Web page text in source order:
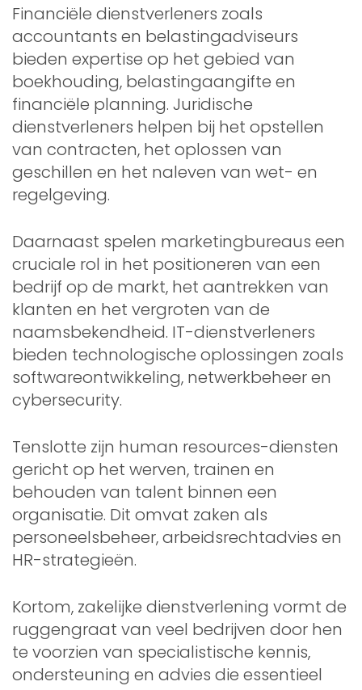
Financiële dienstverleners zoals
accountants en belastingadviseurs
bieden expertise op het gebied van
boekhouding, belastingaangifte en
financiële planning. Juridische
dienstverleners helpen bij het opstellen
van contracten, het oplossen van
geschillen en het naleven van wet- en
regelgeving.
Daarnaast spelen marketingbureaus een
cruciale rol in het positioneren van een
bedrijf op de markt, het aantrekken van
klanten en het vergroten van de
naamsbekendheid. IT-dienstverleners
bieden technologische oplossingen zoals
softwareontwikkeling, netwerkbeheer en
cybersecurity.
Tenslotte zijn human resources-diensten
gericht op het werven, trainen en
behouden van talent binnen een
organisatie. Dit omvat zaken als
personeelsbeheer, arbeidsrechtadvies en
HR-strategieën.
Kortom, zakelijke dienstverlening vormt de
ruggengraat van veel bedrijven door hen
te voorzien van specialistische kennis,
ondersteuning en advies die essentieel